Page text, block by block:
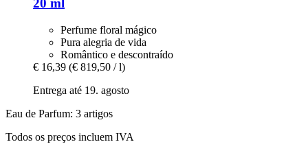
20 ml
Perfume floral mágico
Pura alegria de vida
Romântico e descontraído
€ 16,39 (€ 819,50 / l)
Entrega até 19. agosto
Eau de Parfum: 3 artigos
Todos os preços incluem IVA